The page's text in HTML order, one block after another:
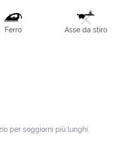
Ferro Asse da stiro
per soggiorni più lunghi.